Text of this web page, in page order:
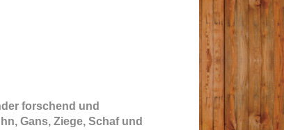
forschend und
Gans, Ziege, Schaf und